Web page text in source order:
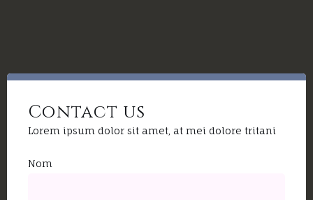
Contact us
Lorem ipsum dolor sit amet, at mei dolore tritani
Nom